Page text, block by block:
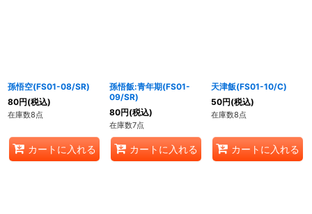
孫悟空(FS01-08/SR)
80円(税込)
在庫数8点
カートに入れる
孫悟飯:青年期(FS01-
09/SR)
80円(税込)
在庫数7点
カートに入れる
天津飯(FS01-10/C)
50円(税込)
在庫数8点
カートに入れる